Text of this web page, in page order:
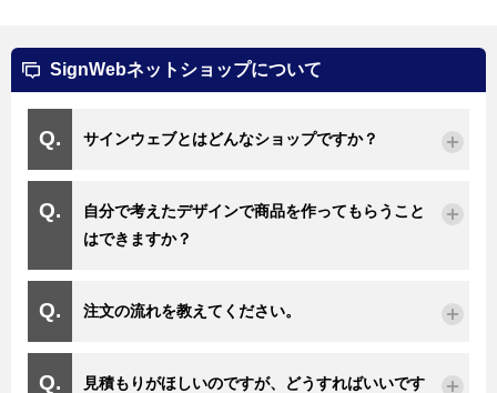
SignWebネットショップについて
サインウェブとはどんなショップですか？
自分で考えたデザインで商品を作ってもらうこと
はできますか？
注文の流れを教えてください。
見積もりがほしいのですが、どうすればいいです